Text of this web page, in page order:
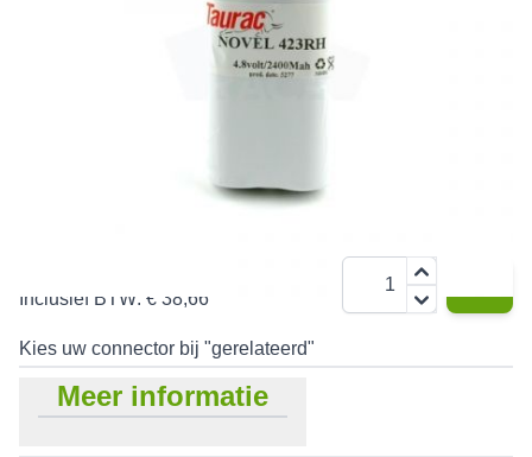
Kies uw connector bij "'meer informatie".
Inclusief BTW: € 38,66
Kies uw connector bij "gerelateerd"
Meer informatie